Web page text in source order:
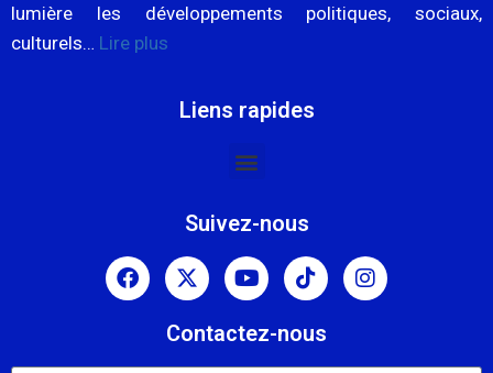
lumière les développements politiques, sociaux,
culturels… Lire plus
Liens rapides
Suivez-nous
Contactez-nous